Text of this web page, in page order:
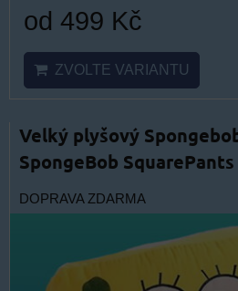
od 499 Kč
ZVOLTE VARIANTU
Velký plyšový
SpongeBob
DOPRAVA ZDARMA